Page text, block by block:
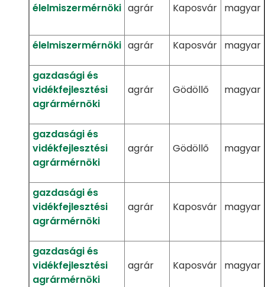
élelmiszermérnöki agrár Kaposvár magyar
élelmiszermérnöki agrár Kaposvár magyar
gazdasági és
vidékfejlesztési
agrármérnöki
agrár Gödöllő magyar
gazdasági és
vidékfejlesztési
agrármérnöki
agrár Gödöllő magyar
gazdasági és
vidékfejlesztési
agrármérnöki
agrár Kaposvár magyar
gazdasági és
vidékfejlesztési
agrármérnöki
agrár Kaposvár magyar